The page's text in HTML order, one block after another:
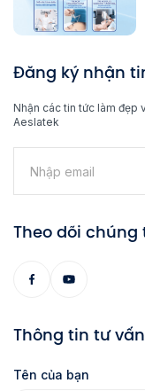
Đăng ký nhận
Nhận các tin tức làm đẹp
Aeslatek
Theo dõi chúng
Thông tin tư vấn
Tên của bạn